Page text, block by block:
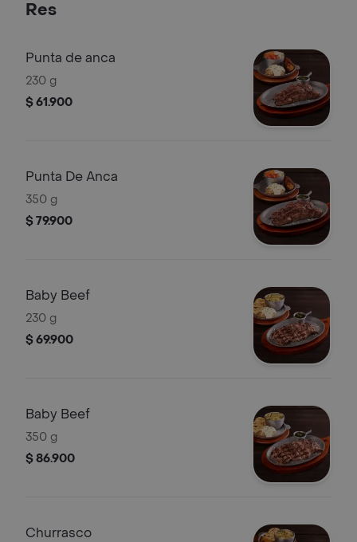
Res
Punta de anca
230 g
$ 61.900
Punta De Anca
350 g
$ 79.900
Baby Beef
230 g
$ 69.900
Baby Beef
350 g
$ 86.900
Churrasco